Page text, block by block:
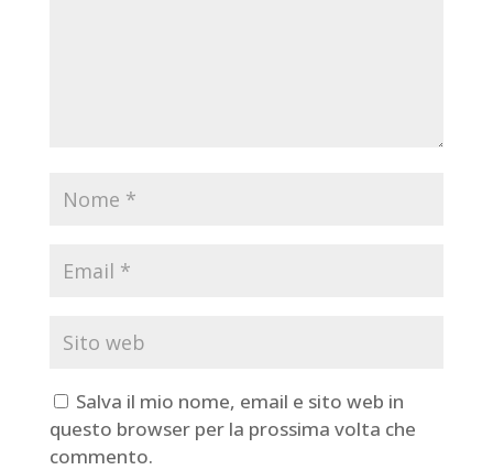
Salva il mio nome, email e sito web in
questo browser per la prossima volta che
commento.